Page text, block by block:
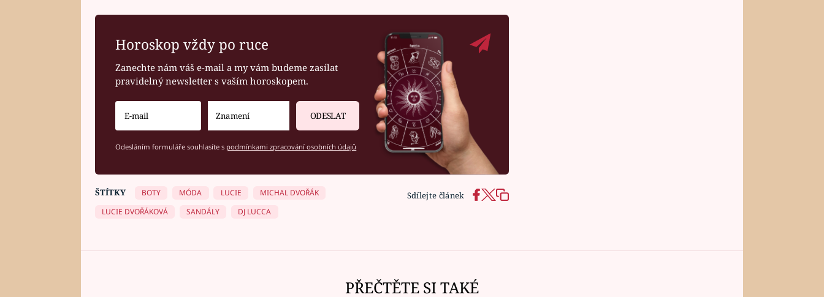
Horoskop vždy po ruce
Zanechte nám váš e-mail a my vám budeme zasílat
pravidelný newsletter s vaším horoskopem.
ODESLAT
Odesláním formuláře souhlasíte s podmínkami zpracování osobních údajů
Sdílejte článek
ŠTÍTKY BOTY MÓDA LUCIE
MICHAL DVOŘÁK
LUCIE DVOŘÁKOVÁ
SANDÁLY DJ LUCCA
PŘEČTĚTE SI TAKÉ